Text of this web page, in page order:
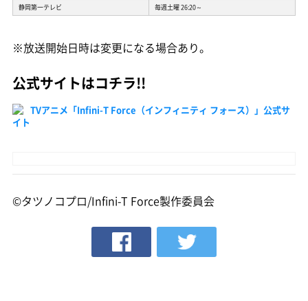
静岡第一テレビ
毎週土曜 26:20～
※放送開始日時は変更になる場合あり。
公式サイトはコチラ!!
TVアニメ「Infini-T Force（インフィニティ フォース）」公式サ
イト
©タツノコプロ/Infini-T Force製作委員会